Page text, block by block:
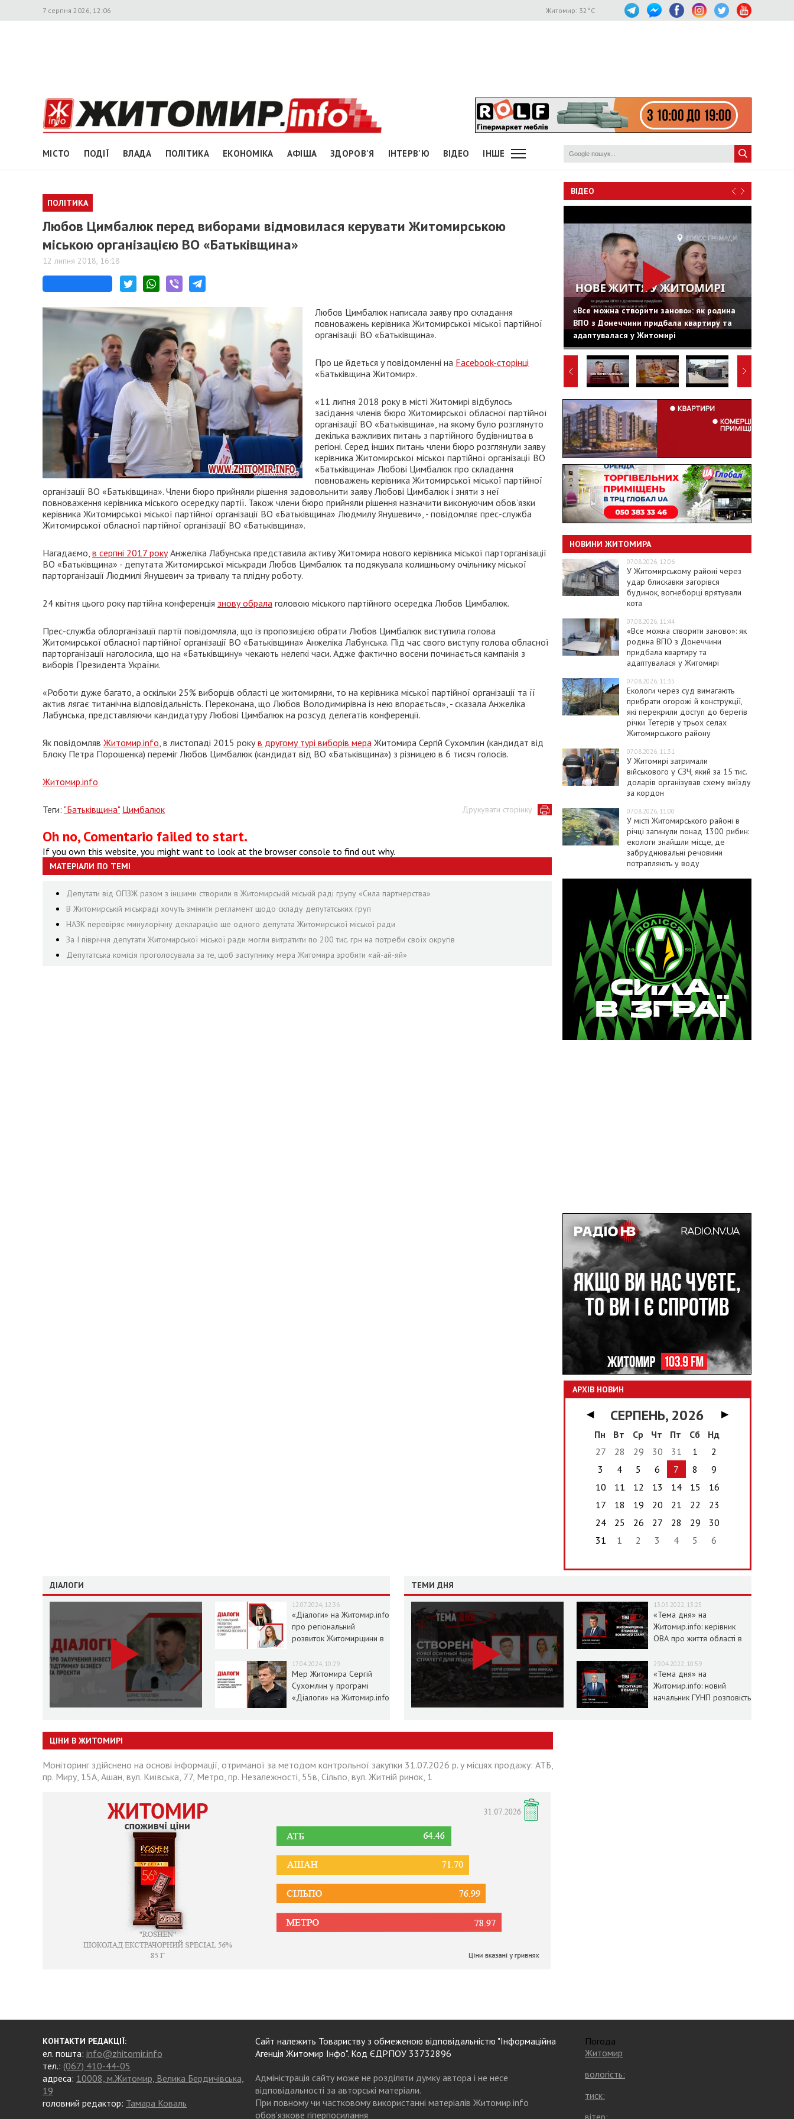
7 серпня 2026, 12:06 Житомир: 32 °C
МІСТО ПОДІЇ ВЛАДА ПОЛІТИКА ЕКОНОМІКА АФІША ЗДОРОВ'Я ІНТЕРВ'Ю ВІДЕО ІНШЕ
ПОЛІТИКА
Любов Цимбалюк перед виборами відмовилася керувати Житомирською
міською організацією ВО «Батьківщина»
12 липня 2018, 16:18
Любов Цимбалюк написала заяву про складання
повноважень керівника Житомирської міської партійної
організації ВО «Батьківщина».
Про це йдеться у повідомленні на Facebook-сторінці
«Батьківщина Житомир».
«11 липня 2018 року в місті Житомирі відбулось
засідання членів бюро Житомирської обласної партійної
організації ВО «Батьківщина», на якому було розглянуто
декілька важливих питань з партійного будівництва в
регіоні. Серед інших питань члени бюро розглянули заяву
керівника Житомирської міської партійної організації ВО
«Батьківщина» Любові Цимбалюк про складання
повноважень керівника Житомирської міської партійної
організації ВО «Батьківщина». Члени бюро прийняли рішення задовольнити заяву Любові Цимбалюк і зняти з неї
повноваження керівника міського осередку партії. Також члени бюро прийняли рішення назначити виконуючим обов’язки
керівника Житомирської міської партійної організації ВО «Батьківщина» Людмилу Янушевич», - повідомляє прес-служба
Житомирської обласної партійної організації ВО «Батьківщина».
Нагадаємо, в серпні 2017 року Анжеліка Лабунська представила активу Житомира нового керівника міської парторганізації
ВО «Батьківщина» - депутата Житомирської міськради Любов Цимбалюк та подякувала колишньому очільнику міської
парторганізації Людмилі Янушевич за тривалу та плідну роботу.
24 квітня цього року партійна конференція знову обрала головою міського партійного осередка Любов Цимбалюк.
Прес-служба облорганізації партії повідомляла, що із пропозицією обрати Любов Цимбалюк виступила голова
Житомирської обласної партійної організації ВО «Батьківщина» Анжеліка Лабунська. Під час свого виступу голова обласної
парторганізації наголосила, що на «Батьківщину» чекають нелегкі часи. Адже фактично восени починається кампанія з
виборів Президента України.
«Роботи дуже багато, а оскільки 25% виборців області це житомиряни, то на керівника міської партійної організації та її
актив лягає титанічна відповідальність. Переконана, що Любов Володимирівна із нею впорається», - сказала Анжеліка
Лабунська, представляючи кандидатуру Любові Цимбалюк на розсуд делегатів конференції.
Як повідомляв Житомир.info, в листопаді 2015 рокув другому турі виборів мера Житомира Сергій Сухомлин (кандидат від
Блоку Петра Порошенка) переміг Любов Цимбалюк (кандидат від ВО «Батьківщина») з різницею в 6 тисяч голосів.
Житомир.info
Друкувати сторінку
Теги: "Батьківщина" Цимбалюк
Oh no, Comentario failed to start.
If you own this website, you might want to look at the browser console to find out why.
МАТЕРІАЛИ ПО ТЕМІ
Депутати від ОПЗЖ разом з іншими створили в Житомирській міській раді групу «Сила партнерства»
В Житомирській міськраді хочуть змінити регламент щодо складу депутатських груп
НАЗК перевіряє минулорічну декларацію ще одного депутата Житомирської міської ради
За І півріччя депутати Житомирської міської ради могли витратити по 200 тис. грн на потреби своїх округів
Депутатська комісія проголосувала за те, щоб заступнику мера Житомира зробити «ай-ай-яй»
ВІДЕО
«Все можна створити заново»: як родина
ВПО з Донеччини придбала квартиру та
адаптувалася у Житомирі
НОВИНИ ЖИТОМИРА
07.08.2026, 12:06
У Житомирському районі через
удар блискавки загорівся
будинок, вогнеборці врятували
кота
07.08.2026, 11:44
«Все можна створити заново»: як
родина ВПО з Донеччини
придбала квартиру та
адаптувалася у Житомирі
07.08.2026, 11:35
Екологи через суд вимагають
прибрати огорожі й конструкції,
які перекрили доступ до берегів
річки Тетерів у трьох селах
Житомирського району
07.08.2026, 11:31
У Житомирі затримали
військового у СЗЧ, який за 15 тис.
доларів організував схему виїзду
за кордон
07.08.2026, 11:00
У місті Житомирського районі в
річці загинули понад 1300 рибин:
екологи знайшли місце, де
забруднювальні речовини
потрапляють у воду
АРХІВ НОВИН
◀ СЕРПЕНЬ, 2026
▶
Пн
Вт Ср Чт Пт Сб
Нд
27
28 29 30 31 1
2
3
4 5 6 7 8
9
10
11 12 13 14 15
16
17
18 19 20 21 22
23
24
25 26 27 28 29
30
31
1 2 3 4 5 6
ДІАЛОГИ
12.07.2024, 12:36
«Діалоги» на Житомир.info
про регіональний
розвиток Житомирщини в
17.04.2024, 10:29
Мер Житомира Сергій
Сухомлин у програмі
«Діалоги» на Житомир.info
ТЕМИ ДНЯ
13.05.2022, 13:25
«Тема дня» на
Житомир.info: керівник
ОВА про життя області в
29.04.2022, 10:59
«Тема дня» на
Житомир.info: новий
начальник ГУНП розповість
ЦІНИ В ЖИТОМИРІ
Моніторинг здійснено на основі інформації, отриманої за методом контрольної закупки 31.07.2026 р. у місцях продажу: АТБ,
пр. Миру, 15А, Ашан, вул. Київська, 77, Метро, пр. Незалежності, 55в, Сільпо, вул. Житній ринок, 1
КОНТАКТИ РЕДАКЦІЇ:
ел. пошта: info@zhitomir.info
тел.: (067) 410-44-05
адреса: 10008, м.Житомир, Велика Бердичівська,
19
головний редактор: Тамара Коваль
Сайт належить Товариству з обмеженою відповідальністю "Інформаційна
Агенція Житомир Інфо". Код ЄДРПОУ 33732896
Адміністрація сайту може не розділяти думку автора і не несе
відповідальності за авторські матеріали.
При повному чи частковому використанні матеріалів Житомир.info
обов’язкове гіперпосилання
Погода
Житомир
вологість:
тиск:
вітер: